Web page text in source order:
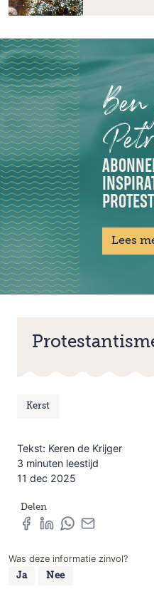
Lees
Kerst
Tekst: Keren de Krijger
3 minuten leestijd
11 dec 2025
Delen
Was deze informatie zinvol?
Ja Nee